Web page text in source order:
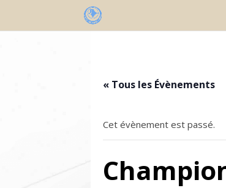
« Tous les Évènements
Cet évènement est passé.